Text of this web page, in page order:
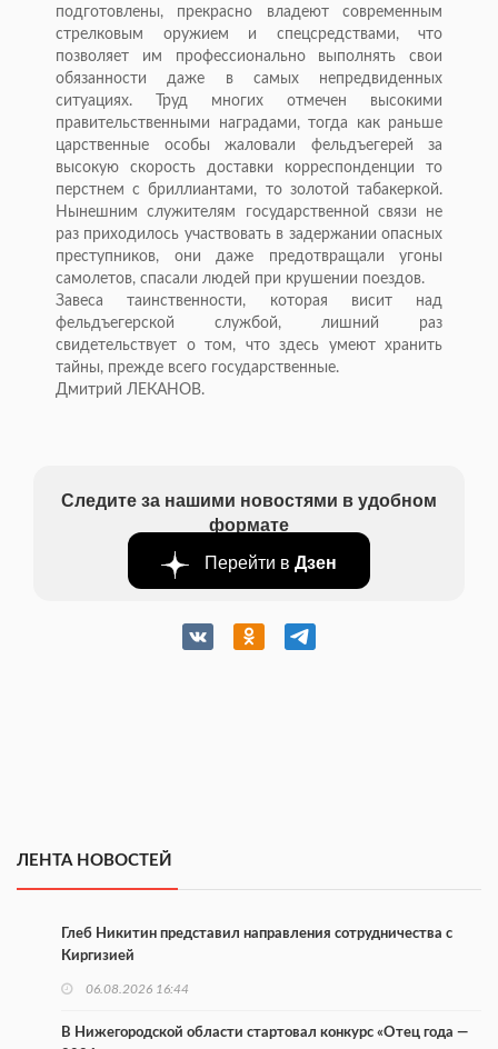
подготовлены, прекрасно владеют современным
стрелковым оружием и спецсредствами, что
позволяет им профессионально выполнять свои
обязанности даже в самых непредвиденных
ситуациях. Труд многих отмечен высокими
правительственными наградами, тогда как раньше
царственные особы жаловали фельдъегерей за
высокую скорость доставки корреспонденции то
перстнем с бриллиантами, то золотой табакеркой.
Нынешним служителям государственной связи не
раз приходилось участвовать в задержании опасных
преступников, они даже предотвращали угоны
самолетов, спасали людей при крушении поездов.
Завеса таинственности, которая висит над
фельдъегерской службой, лишний раз
свидетельствует о том, что здесь умеют хранить
тайны, прежде всего государственные.
Дмитрий ЛЕКАНОВ.
Следите за нашими новостями в удобном
формате
Перейти в Дзен
ЛЕНТА НОВОСТЕЙ
Глеб Никитин представил направления сотрудничества с
Киргизией
06.08.2026 16:44
В Нижегородской области стартовал конкурс «Отец года —